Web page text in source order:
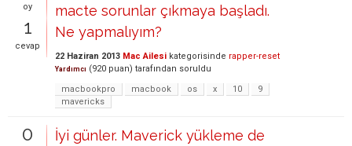
oy
1
cevap
macte sorunlar çıkmaya başladı.
Ne yapmalıyım?
22 Haziran 2013 Mac Ailesi kategorisinde rapper-reset
Yardımcı (920 puan) tarafından soruldu
macbookpro
macbook os x 10
9
mavericks
0
İyi günler. Maverick yükleme de